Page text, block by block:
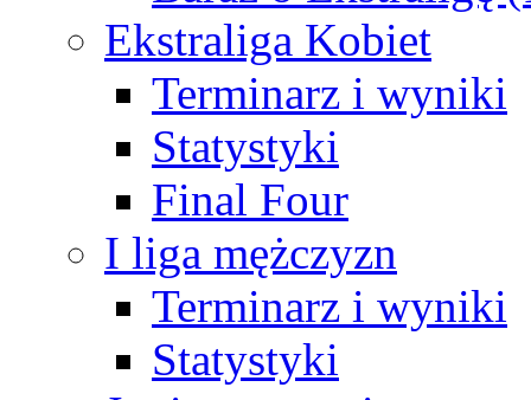
Ekstraliga Kobiet
Terminarz i wyniki
Statystyki
Final Four
I liga mężczyzn
Terminarz i wyniki
Statystyki